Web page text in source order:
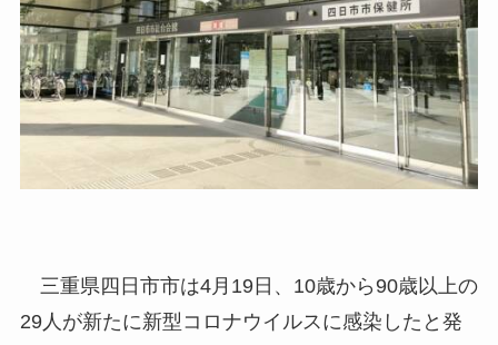
三重県四日市市は4月19日、10歳から90歳以上の
29人が新たに新型コロナウイルスに感染したと発